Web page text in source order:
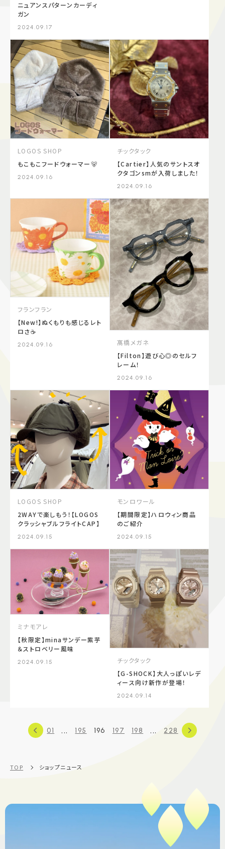
ニュアンスパターンカーディ
ガン
2024.09.17
LOGOS SHOP
もこもこフードウォーマー🐻
2024.09.16
チックタック
【Cartier】人気のサントスオ
クタゴンsmが入荷しました！
2024.09.16
フランフラン
【New!】ぬくもりも感じるレト
ロさ☕️
2024.09.16
髙橋メガネ
【Filton】遊び心◎のセルフ
レーム！
2024.09.16
LOGOS SHOP
2WAYで楽しもう！【LOGOS
クラッシャブルフライトCAP】
2024.09.15
モンロワール
【期間限定】ハロウィン商品
のご紹介
2024.09.15
ミナモアレ
【秋限定】minaサンデー紫芋
＆ストロベリー風味
2024.09.15
チックタック
【G-SHOCK】大人っぽいレデ
ィース向け新作が登場！
2024.09.14
01 ... 195 196 197 198 ... 228
TOP ショップニュース